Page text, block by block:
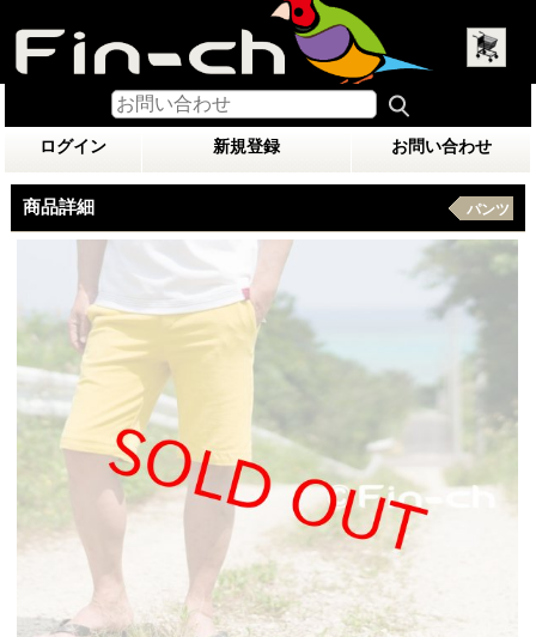
ログイン 新規登録 お問い合わせ
商品詳細 パンツ